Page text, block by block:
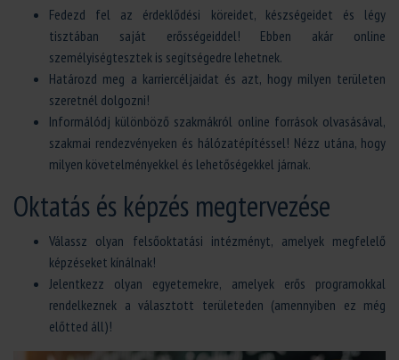
Fedezd fel az érdeklődési köreidet, készségeidet és légy
tisztában saját erősségeiddel! Ebben akár online
személyiségtesztek is segítségedre lehetnek.
Határozd meg a karriercéljaidat és azt, hogy milyen területen
szeretnél dolgozni!
Informálódj különböző szakmákról online források olvasásával,
szakmai rendezvényeken és hálózatépítéssel! Nézz utána, hogy
milyen követelményekkel és lehetőségekkel járnak.
Oktatás és képzés megtervezése
Válassz olyan felsőoktatási intézményt, amelyek megfelelő
képzéseket kínálnak!
Jelentkezz olyan egyetemekre, amelyek erős programokkal
rendelkeznek a választott területeden (amennyiben ez még
előtted áll)!